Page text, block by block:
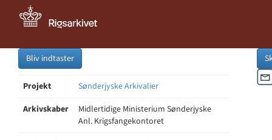
Bliv indtaster
Projekt
Sønderjyske Arkivalier
Arkivskaber
Midlertidige Ministerium Sønderjyske
Anl. Krigsfangekontoret